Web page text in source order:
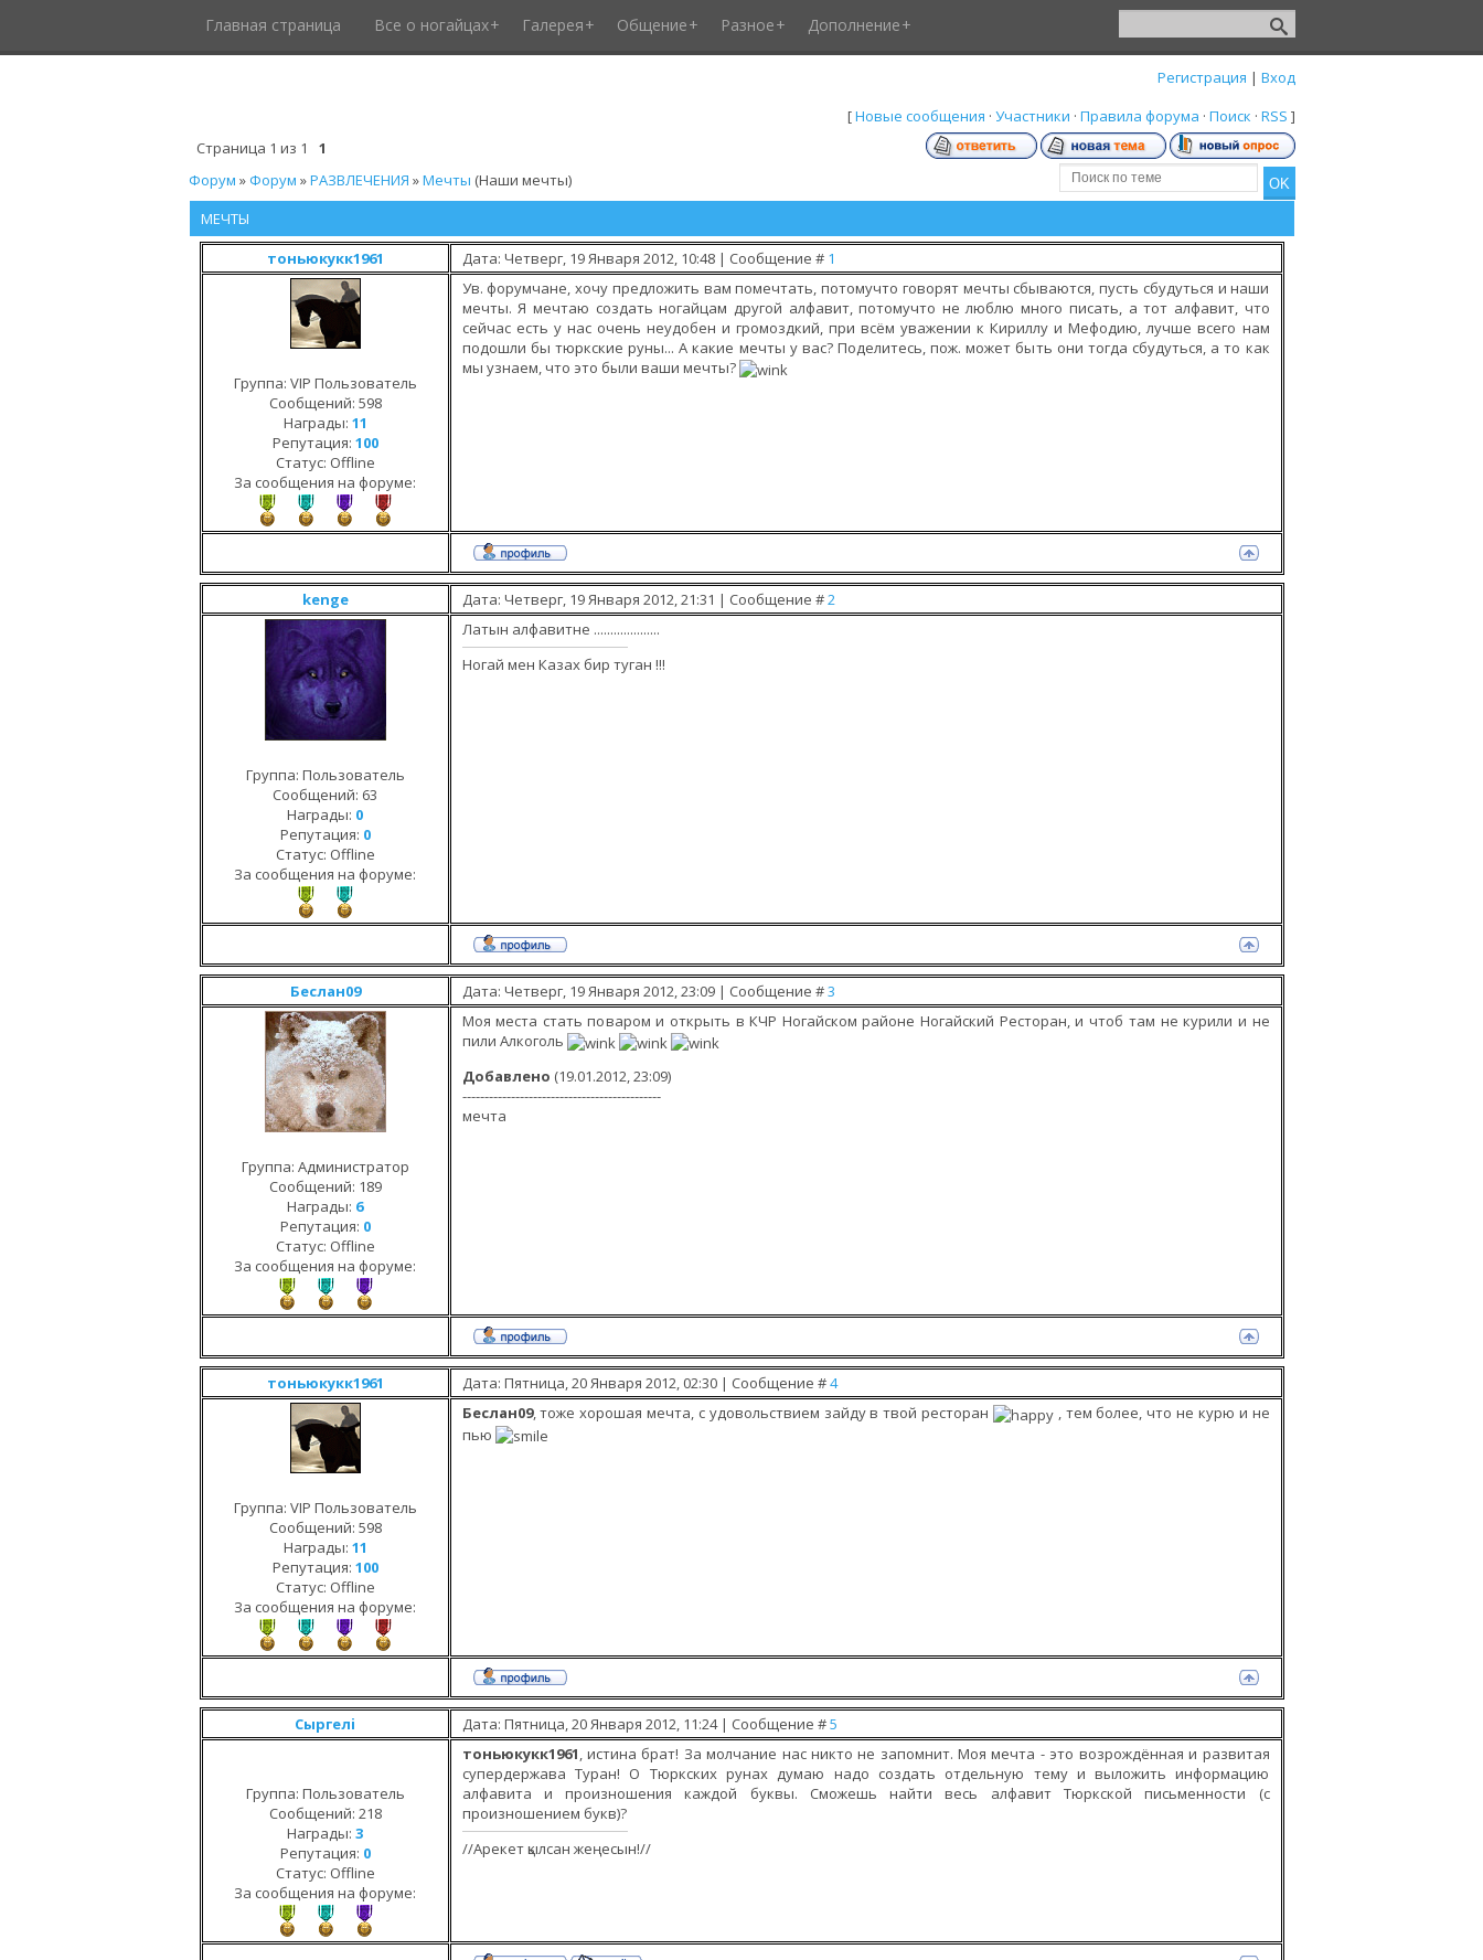
Главная страница Все о ногайцах Галерея Общение Разное Дополнение
Регистрация | Вход
[Новые сообщения · Участники · Правила форума · Поиск · RSS ]
Страница 1 из 1
1
Форум » Форум »РАЗВЛЕЧЕНИЯ »Мечты (Наши мечты)
МЕЧТЫ
тоньюкукк1961
Дата: Четверг, 19 Января 2012, 10:48 | Сообщение # 1
Группа: VIP Пользователь
Сообщений: 598
Награды: 11
Репутация: 100
Статус: Offline
За сообщения на форуме:
Ув. форумчане, хочу предложить вам помечтать, потомучто говорят мечты сбываются, пусть сбудуться и наши
мечты. Я мечтаю создать ногайцам другой алфавит, потомучто не люблю много писать, а тот алфавит, что
сейчас есть у нас очень неудобен и громоздкий, при всём уважении к Кириллу и Мефодию, лучше всего нам
подошли бы тюркские руны... А какие мечты у вас? Поделитесь, пож. может быть они тогда сбудуться, а то как
мы узнаем, что это были ваши мечты?
kenge Дата: Четверг, 19 Января 2012, 21:31 | Сообщение #2
Группа: Пользователь
Сообщений: 63
Награды: 0
Репутация: 0
Статус: Offline
За сообщения на форуме:
Латын алфавитне ....................
Ногай мен Казах бир туган !!!
Беслан09 Дата: Четверг, 19 Января 2012, 23:09 | Сообщение #3
Группа: Администратор
Сообщений: 189
Награды: 6
Репутация: 0
Статус: Offline
За сообщения на форуме:
Моя места стать поваром и открыть в КЧР Ногайском районе Ногайский Ресторан, и чтоб там не курили и не
пили Алкоголь
Добавлено (19.01.2012, 23:09)
---------------------------------------------
мечта
тоньюкукк1961 Дата: Пятница, 20 Января 2012, 02:30 | Сообщение #4
Группа: VIP Пользователь
Сообщений: 598
Награды: 11
Репутация: 100
Статус: Offline
За сообщения на форуме:
Беслан09, тоже хорошая мечта, с удовольствием зайду в твой ресторан
, тем более, что не курю и не
пью
Сыргелi Дата: Пятница, 20 Января 2012, 11:24 | Сообщение #5
Группа: Пользователь
Сообщений: 218
Награды: 3
Репутация: 0
Статус: Offline
За сообщения на форуме:
тоньюкукк1961, истина брат! За молчание нас никто не запомнит. Моя мечта - это возрождённая и развитая
супердержава Туран! О Тюркских рунах думаю надо создать отдельную тему и выложить информацию
алфавита и произношения каждой буквы. Сможешь найти весь алфавит Тюркской письменности (с
произношением букв)?
//Арекет қылсан жеңесын!//